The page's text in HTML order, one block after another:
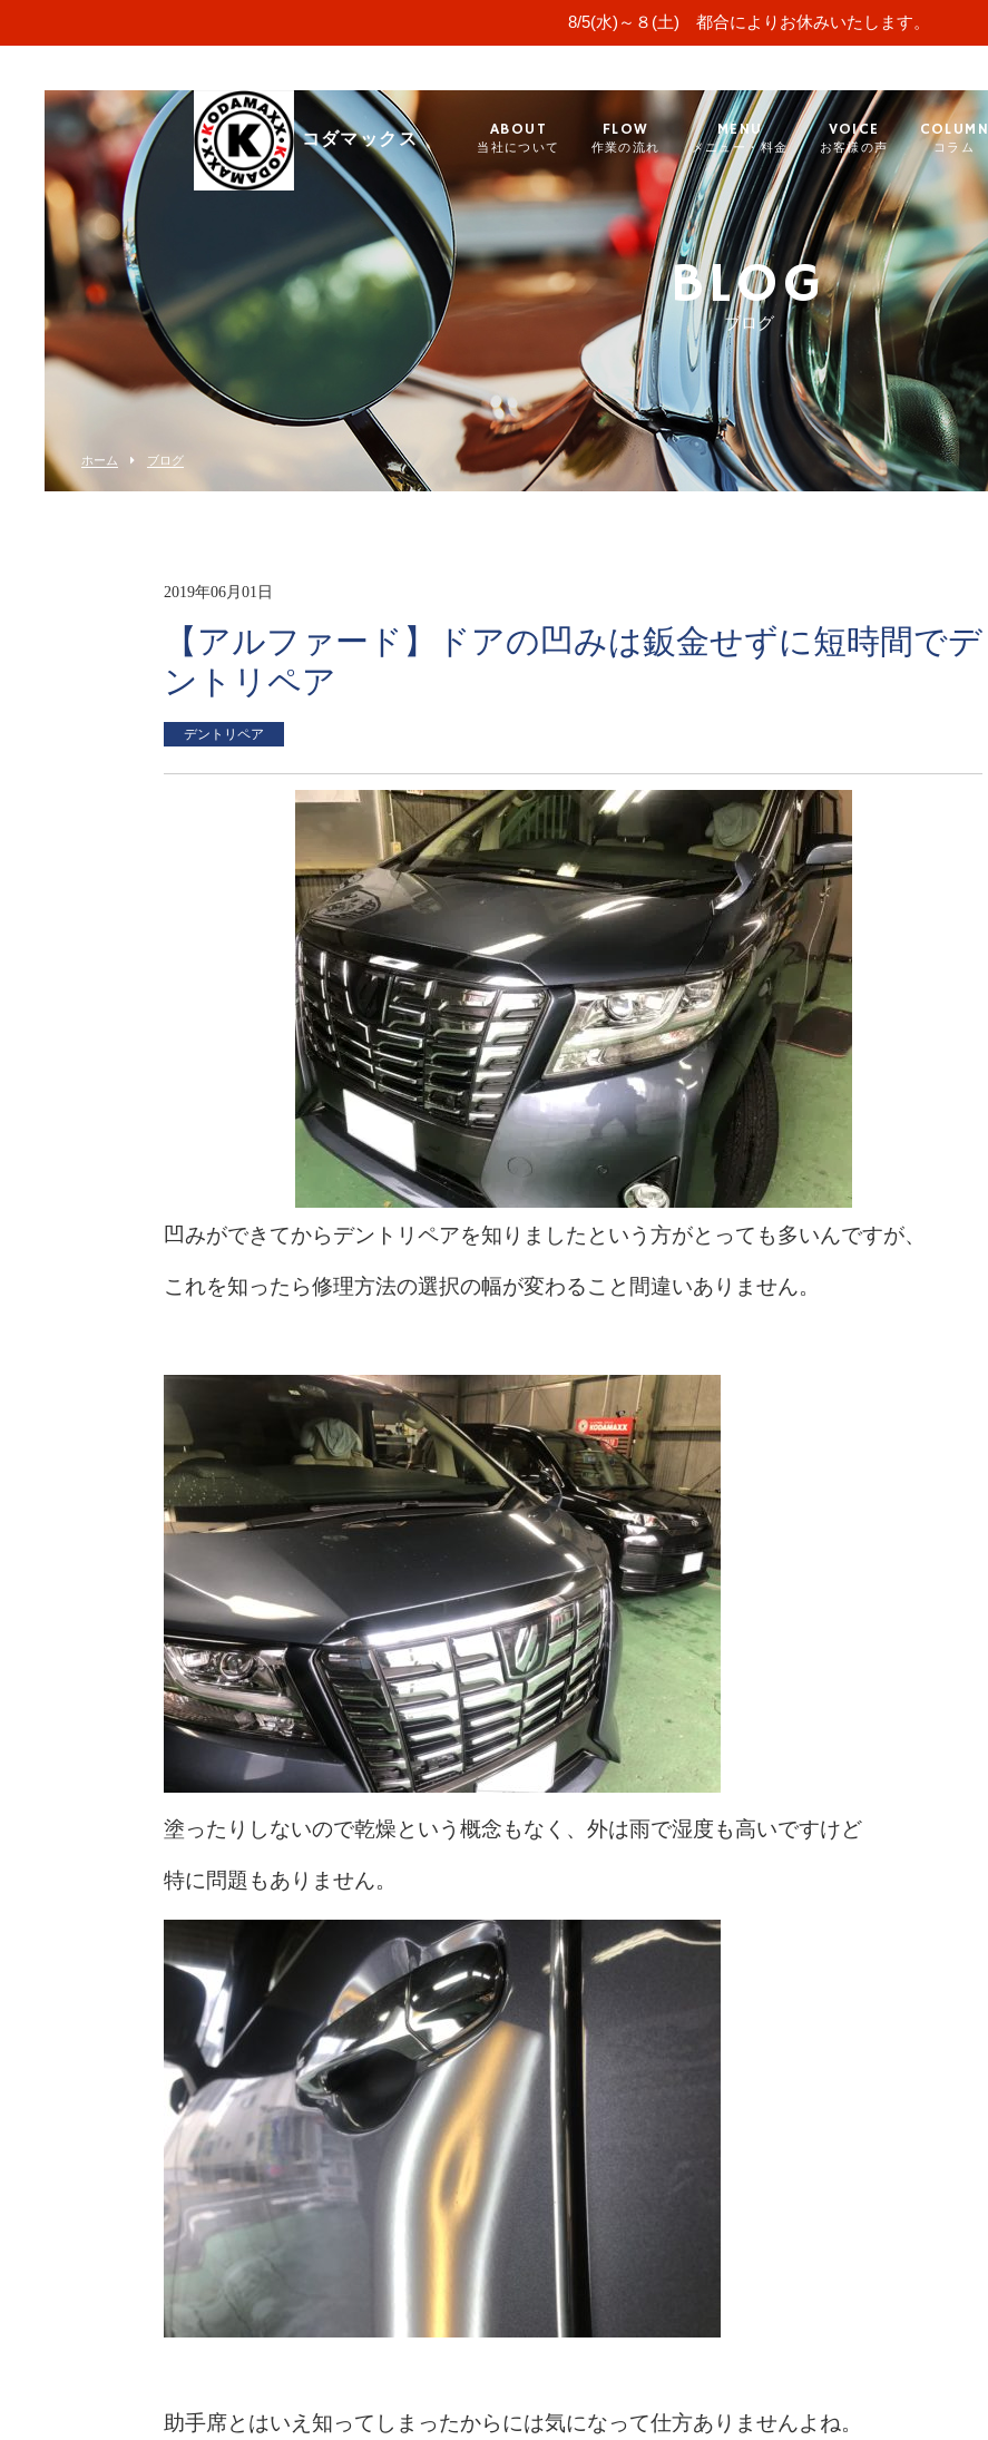
8/5(水)～８(土) 都合によりお休みいたします。
コダマックス
ABOUT
当社について
FLOW
作業の流れ
MENU
メニュー・料金
VOICE
お客様の声
COLUMN
コラム
BLOG
ブログ
ホーム ブログ
2019年06月01日
【アルファード】ドアの凹みは鈑金せずに短時間でデ
ントリペア
デントリペア
凹みができてからデントリペアを知りましたという方がとっても多いんですが、
これを知ったら修理方法の選択の幅が変わること間違いありません。
塗ったりしないので乾燥という概念もなく、外は雨で湿度も高いですけど
特に問題もありません。
助手席とはいえ知ってしまったからには気になって仕方ありませんよね。